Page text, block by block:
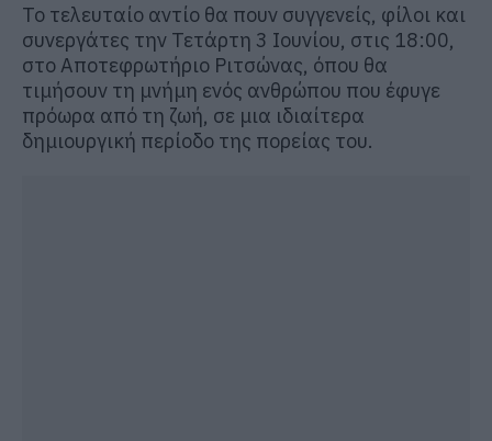
Το τελευταίο αντίο θα πουν συγγενείς, φίλοι και
συνεργάτες την Τετάρτη 3 Ιουνίου, στις 18:00,
στο Αποτεφρωτήριο Ριτσώνας, όπου θα
τιμήσουν τη μνήμη ενός ανθρώπου που έφυγε
πρόωρα από τη ζωή, σε μια ιδιαίτερα
δημιουργική περίοδο της πορείας του.